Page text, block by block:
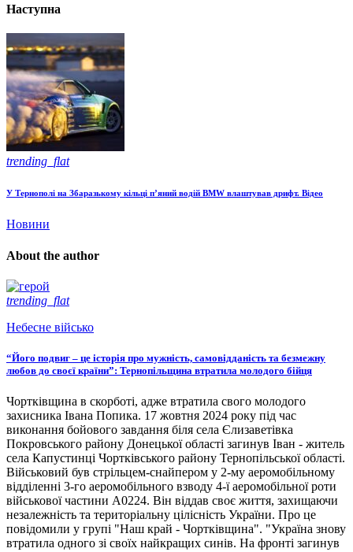
Наступна
trending_flat
У Тернополі на Збаразькому кільці п’яний водій BMW влаштував дрифт. Відео
Новини
About the author
trending_flat
Небесне військо
“Його подвиг – це історія про мужність, самовідданість та безмежну
любов до своєї країни”: Тернопільщина втратила молодого бійця
Чортківщина в скорботі, адже втратила свого молодого
захисника Івана Попика. 17 жовтня 2024 року під час
виконання бойового завдання біля села Єлизаветівка
Покровського району Донецької області загинув Іван - житель
села Капустинці Чортківського району Тернопільської області.
Військовий був стрільцем-снайпером у 2-му аеромобільному
відділенні 3-го аеромобільного взводу 4-ї аеромобільної роти
військової частини А0224. Він віддав своє життя, захищаючи
незалежність та територіальну цілісність України. Про це
повідомили у групі "Наш край - Чортківщина". "Україна знову
втратила одного зі своїх найкращих синів. На фронті загинув